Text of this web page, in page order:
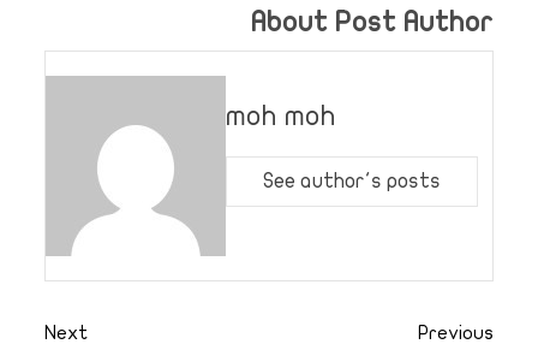
About Post Author
moh moh
See author's posts
Previous
Next